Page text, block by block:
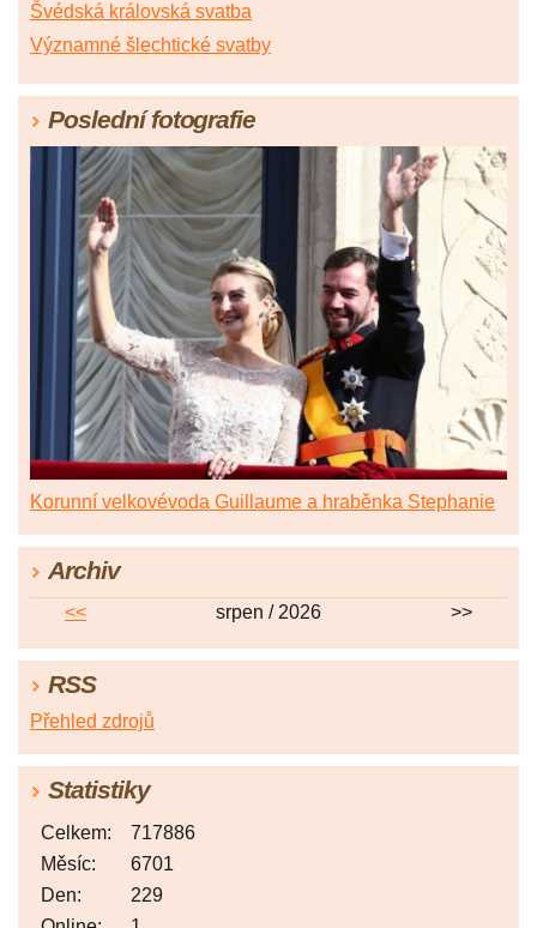
Švédská královská svatba
Významné šlechtické svatby
Poslední fotografie
Korunní velkovévoda Guillaume a hraběnka Stephanie
Archiv
<< srpen / 2026 >>
RSS
Přehled zdrojů
Statistiky
Celkem:
717886
Měsíc:
6701
Den:
229